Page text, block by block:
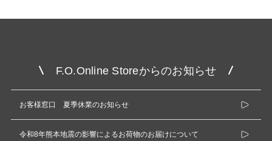
F.O.Online Storeからのお知らせ
お客様窓口 夏季休業のお知らせ
令和8年熊本地震の影響によるお荷物のお届けについて